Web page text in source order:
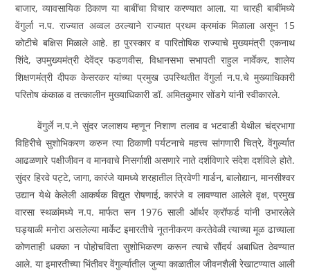
बाजार, व्यावसायिक ठिकाण या बाबींचा विचार करण्यात आला. या चारही बाबींमध्ये
वेंगुर्ला न.प. राज्यात अव्वल ठरल्याने राज्यात प्रथम क्रमांक मिळाला असून 15
कोटीचे बक्षिस मिळाले आहे. हा पुरस्कार व पारितोषिक राज्याचे मुख्यमंत्री एकनाथ
शिंदे, उपमुख्यमंत्री देवेंद्र फडणवीस, विधानसभा सभापती राहुल नार्वेकर, शालेय
शिक्षणमंत्री दीपक केसरकर यांच्या प्रमुख उपस्थितीत वेंगुर्ला न.प.चे मुख्याधिकारी
परितोष कंकाळ व तत्कालीन मुख्याधिकारी डॉ. अमितकुमार सोंडगे यांनी स्वीकारले.
वेंगुर्ले न.प.ने सुंदर जलाशय म्हणून निशाण तलाव व भटवाडी येथील चंद्रभागा
विहिरीचे सुशोभिकरण करुन त्या ठिकाणी पर्यटनाचे महत्त्व सांगणारी चित्रे, वेंगुर्ल्यात
आढळणारे पक्षीजीवन व मानवाचे निसर्गाशी असणारे नाते दर्शविणारे संदेश दर्शविले होते.
सुंदर हिरवे पट्टे, जागा, कारंजे यामध्ये शरहातील त्रिवेणी गार्डन, बालोद्यान, मानसीश्‍वर
उद्यान येथे केलेली आकर्षक विद्युत रोषणाई, कारंजे व लावण्यात आलेले वृक्ष, प्रमुख
वारसा स्थळांमध्ये न.प. मार्फत सन 1976 साली ऑर्थर क्रॉफर्ड यांनी उभारलेले
घड्याळी मनोरा असलेल्या मार्केट इमारतीचे नूतनीकरण करतेवेळी त्याच्या मूळ ढाच्याला
कोणताही धक्का न पोहोचविता सुशोभिकरण करून त्याचे सौंदर्य अबाधित ठेवण्यात
आले. या इमारतीच्या भिंतीवर वेंगुर्ल्यातील जुन्या काळातील जीवनशैली रेखाटण्यात आली